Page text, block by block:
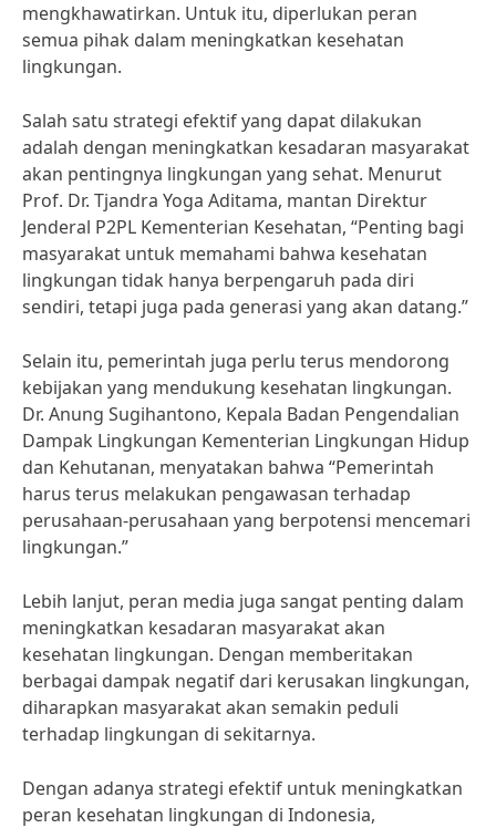
mengkhawatirkan. Untuk itu, diperlukan peran
semua pihak dalam meningkatkan kesehatan
lingkungan.
Salah satu strategi efektif yang dapat dilakukan
adalah dengan meningkatkan kesadaran masyarakat
akan pentingnya lingkungan yang sehat. Menurut
Prof. Dr. Tjandra Yoga Aditama, mantan Direktur
Jenderal P2PL Kementerian Kesehatan, “Penting bagi
masyarakat untuk memahami bahwa kesehatan
lingkungan tidak hanya berpengaruh pada diri
sendiri, tetapi juga pada generasi yang akan datang.”
Selain itu, pemerintah juga perlu terus mendorong
kebijakan yang mendukung kesehatan lingkungan.
Dr. Anung Sugihantono, Kepala Badan Pengendalian
Dampak Lingkungan Kementerian Lingkungan Hidup
dan Kehutanan, menyatakan bahwa “Pemerintah
harus terus melakukan pengawasan terhadap
perusahaan-perusahaan yang berpotensi mencemari
lingkungan.”
Lebih lanjut, peran media juga sangat penting dalam
meningkatkan kesadaran masyarakat akan
kesehatan lingkungan. Dengan memberitakan
berbagai dampak negatif dari kerusakan lingkungan,
diharapkan masyarakat akan semakin peduli
terhadap lingkungan di sekitarnya.
Dengan adanya strategi efektif untuk meningkatkan
peran kesehatan lingkungan di Indonesia,